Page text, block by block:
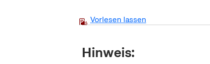
Vorlesen lassen
Hinweis: